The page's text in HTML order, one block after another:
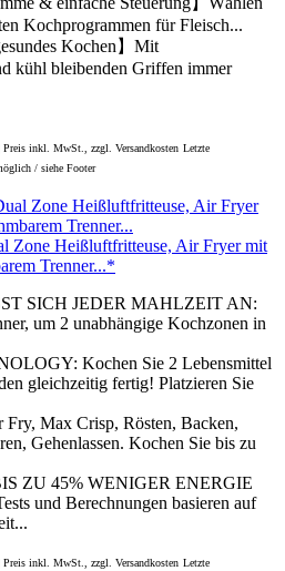
Kochprogrammen für Fleisch...
Kochen】Mit
kühl bleibenden Griffen immer
Preis inkl. MwSt., zzgl. Versandkosten Letzte
/ siehe Footer
Zone Heißluftfritteuse, Air Fryer mit
Trenner...*
SICH JEDER MAHLZEIT AN:
um 2 unabhängige Kochzonen in
Kochen Sie 2 Lebensmittel
gleichzeitig fertig! Platzieren Sie
Max Crisp, Rösten, Backen,
Gehenlassen. Kochen Sie bis zu
ZU 45% WENIGER ENERGIE
und Berechnungen basieren auf
Preis inkl. MwSt., zzgl. Versandkosten Letzte